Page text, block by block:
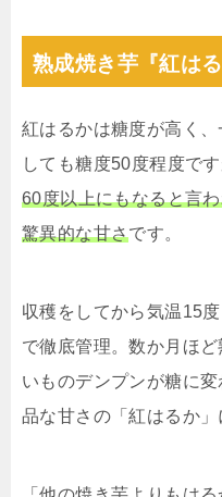
熟成焼き芋『紅はる
紅はるかは糖度が高く
しても糖度50度程度です
60度以上にもなると言
驚異的な甘さです。
収穫をしてから気温15
で徹底管理。数か月ほ
いものデンプンが糖に
品な甘さの「紅はるか」